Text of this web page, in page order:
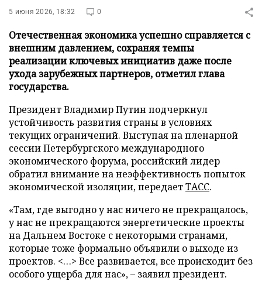
5 июня 2026, 18:32 0
Отечественная экономика успешно справляется с
внешним давлением, сохраняя темпы
реализации ключевых инициатив даже после
ухода зарубежных партнеров, отметил глава
государства.
Президент Владимир Путин подчеркнул
устойчивость развития страны в условиях
текущих ограничений. Выступая на пленарной
сессии Петербургского международного
экономического форума, российский лидер
обратил внимание на неэффективность попыток
экономической изоляции, передаетТАСС.
«Там, где выгодно у нас ничего не прекращалось,
у нас не прекращаются энергетические проекты
на Дальнем Востоке с некоторыми странами,
которые тоже формально объявили о выходе из
проектов. <…> Все развивается, все происходит без
особого ущерба для нас», – заявил президент.